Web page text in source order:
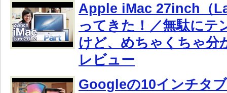
Apple iMac 27inch（
ってきた！／無駄にテ
けど、めちゃくちゃ分
レビュー
Googleの10インチタ